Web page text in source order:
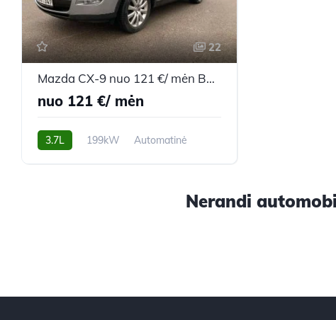
22
Mazda CX-9 nuo 121 €/ mėn Benzinas/Dujos 2009m. Visureigis Automatinė
nuo 121 €/ mėn
3.7L 199kW
Automatinė
Nerandi